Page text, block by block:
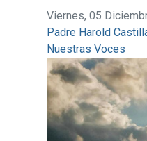
Viernes, 05
Padre Harold
Nuestras Voces